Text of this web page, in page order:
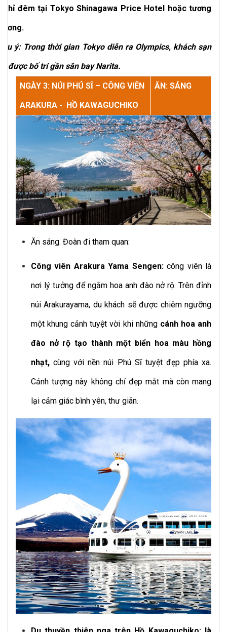
đêm tại Tokyo Shinagawa Price Hotel hoặc tương
ý: Trong thời gian Tokyo diễn ra Olympics, khách sạn
được bố trí gần sân bay Narita.
NGÀY 3: NÚI PHÚ SĨ – CÔNG VIÊN
ARAKURA - HỒ KAWAGUCHIKO
ĂN: SÁNG
Ăn sáng. Đoàn đi tham quan:
Công viên Arakura Yama Sengen:công viên là
nơi lý tưởng để ngắm hoa anh đào nở rộ. Trên đỉnh
núi Arakurayama, du khách sẽ được chiêm ngưỡng
một khung cảnh tuyệt vời khi những cánh hoa anh
đào nở rộ tạo thành một biển hoa màu hồng
nhạt,cùng với nền núi Phú Sĩ tuyệt đẹp phía xa.
Cảnh tượng này không chỉ đẹp mắt mà còn mang
lại cảm giác bình yên, thư giãn.